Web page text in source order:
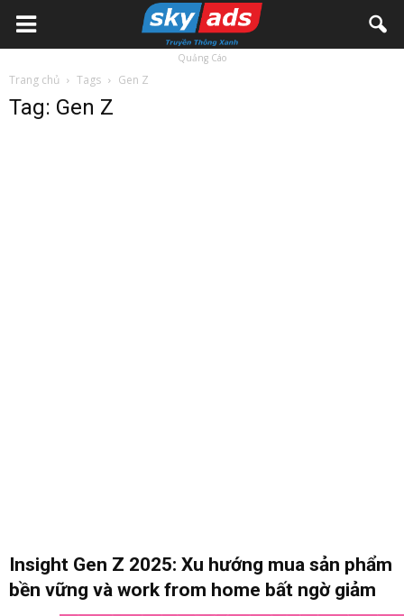
Quảng Cáo
Trang chủ Tags Gen Z
Tag: Gen Z
Insight Gen Z 2025: Xu hướng mua sản phẩm
bền vững và work from home bất ngờ giảm